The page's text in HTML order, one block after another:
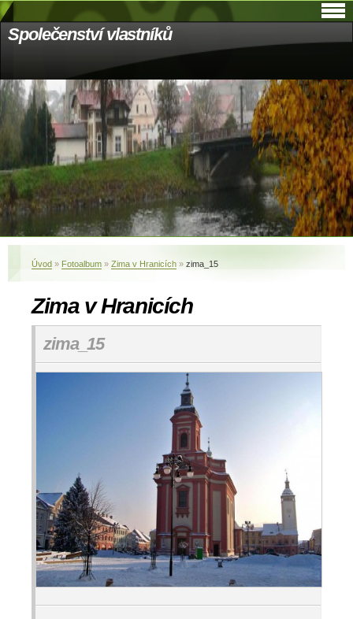
Společenství vlastníků
Úvod » Fotoalbum » Zima v Hranicích » zima_15
Zima v Hranicích
zima_15